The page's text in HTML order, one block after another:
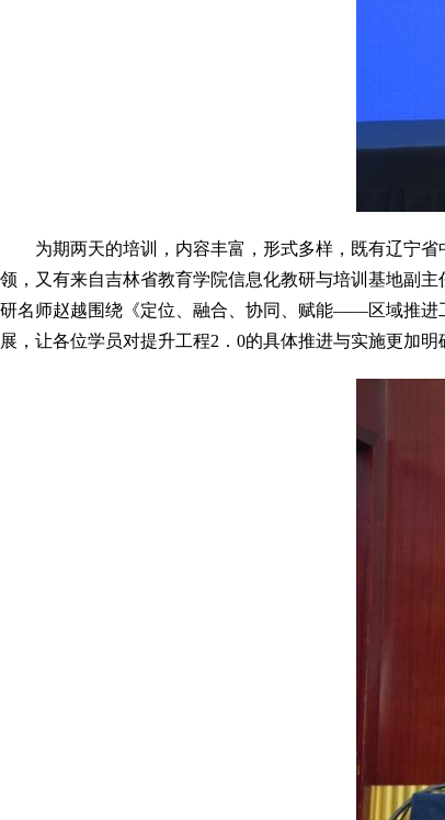
为期两天的培训，内容丰富，形式多样，既有辽宁
领，又有来自吉林省教育学院信息化教研与培训基地副
研名师赵越围绕《定位、融合、协同、赋能——区域推进
展，让各位学员对提升工程2．0的具体推进与实施更加明